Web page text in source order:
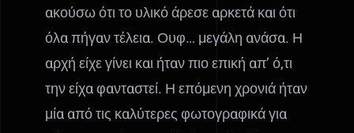
ακούσω ότι το υλικό άρεσε αρκετά και ότι
όλα πήγαν τέλεια. Ουφ… μεγάλη ανάσα. Η
αρχή είχε γίνει και ήταν πιο επική απ’ ό,τι
την είχα φανταστεί. Η επόμενη χρονιά ήταν
μία από τις καλύτερες φωτογραφικά για